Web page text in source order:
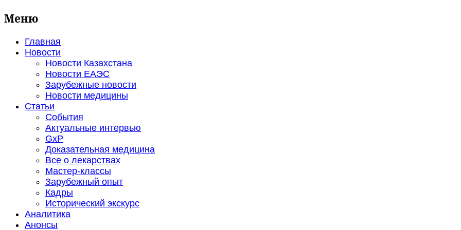
Меню
Главная
Новости
Новости Казахстана
Новости ЕАЭС
Зарубежные новости
Новости медицины
Статьи
События
Актуальные интервью
GxP
Доказательная медицина
Все о лекарствах
Мастер-классы
Зарубежный опыт
Кадры
Исторический экскурс
Аналитика
Анонсы